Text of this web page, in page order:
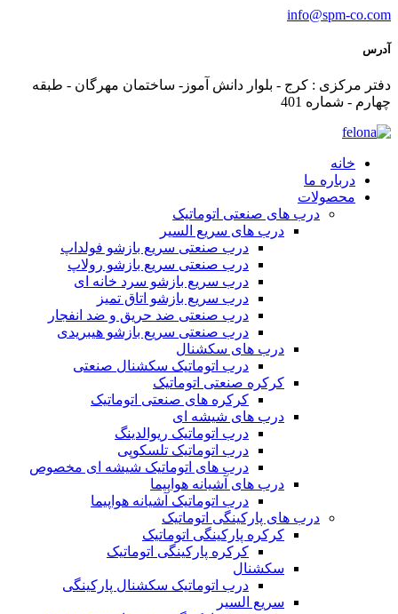
info@spm-co.com
آدرس
دفتر مرکزی : کرج - بلوار دانش آموز- ساختمان مهرگان - طبقه
چهارم - شماره 401
خانه
درباره ما
محصولات
درب های صنعتی اتوماتیک
درب های سریع السیر
درب صنعتی سریع بازشو فولداپ
درب صنعتی سریع بازشو رولاپ
درب سریع بازشو سرد خانه ای
درب سریع بازشو اتاق تمیز
درب صنعتی ضد حریق و ضد انفجار
درب صنعتی سریع بازشو هیبریدی
درب های سکشنال
درب اتوماتیک سکشنال صنعتی
کرکره صنعتی اتوماتیک
کرکره های صنعتی اتوماتیک
درب های شیشه ای
درب اتوماتیک ریوالدینگ
درب اتوماتیک تلسکوپی
درب های اتوماتیک شیشه ای مخصوص
درب های آشیانه هواپیما
درب اتوماتیک آشیانه هواپیما
درب های پارکینگی اتوماتیک
کرکره پارکینگی اتوماتیک
کرکره پارکینگی اتوماتیک
سکشنال
درب اتوماتیک سکشنال پارکینگی
سریع السیر